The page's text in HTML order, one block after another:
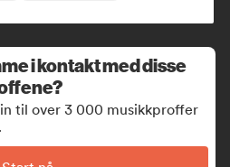
i kontakt med disse
til over 3 000 musikkproffer